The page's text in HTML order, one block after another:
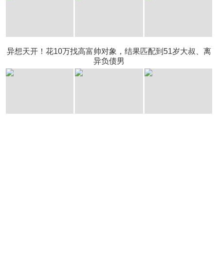
异想天开！花10万找高富帅对象，结果匹配到51岁大叔、离
异负债男